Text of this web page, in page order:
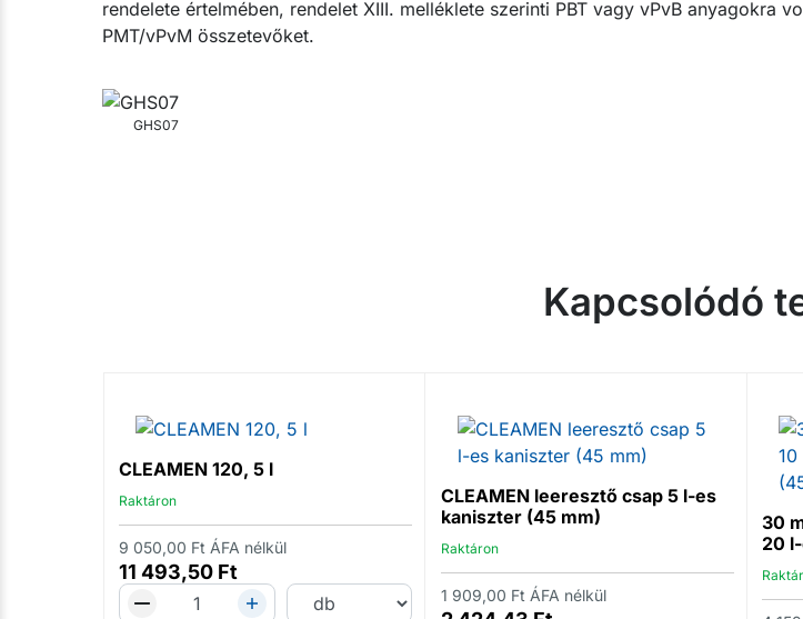
rendelete értelmében, rendelet XIII. melléklete szerinti PBT vagy vPvB anyagokra
PMT/vPvM összetevőket.
GHS07
Kapcsolódó
CLEAMEN 120, 5 l
Raktáron
11 493,50 Ft
9 050,00 Ft ÁFA nélkül
CLEAMEN leeresztő csap 5 l-es
kaniszter (45 mm)
Raktáron
1 909,00 Ft ÁFA nélkül
30
20